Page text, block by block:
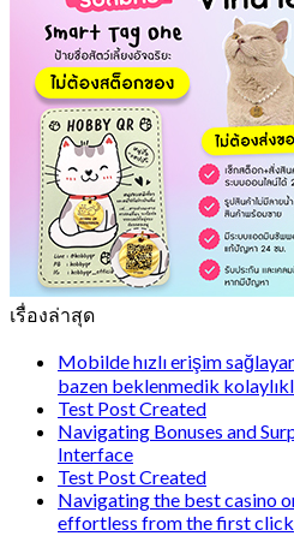
เรื่องล่าสุด
Mobilde hızlı erişim
bazen beklenmedik
Test Post Created
Navigating Bonuses and
Interface
Test Post Created
Navigating the best casino
effortless from the first click